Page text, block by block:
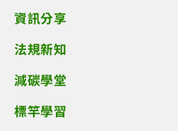
資訊分享
法規新知
減碳學堂
標竿學習